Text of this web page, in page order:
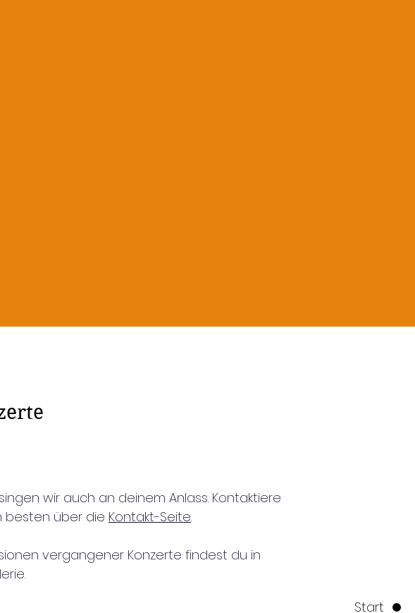
Start
wir auch an deinem Anlass. Kontaktiere
besten über die Kontakt-Seite.
vergangener Konzerte findest du in